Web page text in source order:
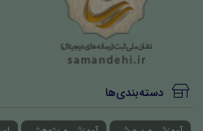
دسته‌بندی‌ها